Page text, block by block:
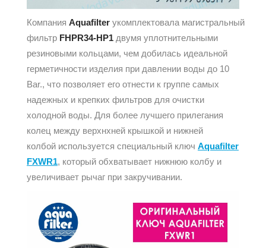
Компания Aquafilter укомплектовала магистральный
фильтр FHPR34-HP1 двумя уплотнительными
резиновыми кольцами, чем добилась идеальной
герметичности изделия при давлении воды до 10
Bar., что позволяет его отнести к группе самых
надежных и крепких фильтров для очистки
холодной воды. Для более лучшего прилегания
колец между верхнхней крышкой и нижней
колбой используется специальный ключ Aquafilter
FXWR1, который обхватывает нижнюю колбу и
увеличивает рычаг при закручивании.